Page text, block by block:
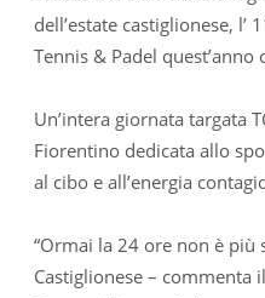
dell’estate castiglionese, l’
Tennis & Padel quest’anno
Un’intera giornata targata
Fiorentino dedicata allo
al cibo e all’energia
“Ormai la 24 ore non è più
Castiglionese – commenta